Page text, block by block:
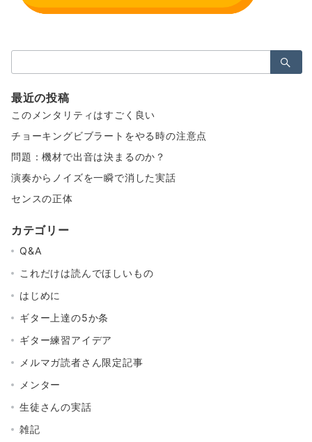
索：
最近の投稿
このメンタリティはすごく良い
チョーキングビブラートをやる時の注意点
問題：機材で出音は決まるのか？
演奏からノイズを一瞬で消した実話
センスの正体
カテゴリー
Q&A
これだけは読んでほしいもの
はじめに
ギター上達の5か条
ギター練習アイデア
メルマガ読者さん限定記事
メンター
生徒さんの実話
雑記